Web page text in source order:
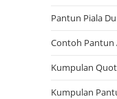
Pantun Piala
Contoh Pantun
Kumpulan
Kumpulan